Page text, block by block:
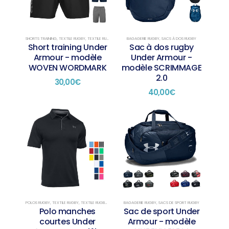
SHORTS TRAINING, TEXTILE RUGBY, TEXTILE RUGBY TRAINING
Short training Under
Armour - modèle
WOVEN WORDMARK
30,00€
BAGAGERIE RUGBY, SACS À DOS RUGBY
Sac à dos rugby
Under Armour -
modèle SCRIMMAGE
2.0
40,00€
produit
plusieurs
variations.
options
peuvent
choisies
produit
plusieurs
variations.
options
peuvent
choisies
POLOS RUGBY, TEXTILE RUGBY, TEXTILE RUGBY PRÉSENTATION
Polo manches
courtes Under
BAGAGERIE RUGBY, SACS DE SPORT RUGBY
Sac de sport Under
Armour - modèle